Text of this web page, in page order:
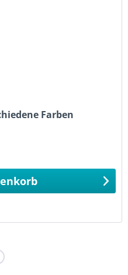
Farben